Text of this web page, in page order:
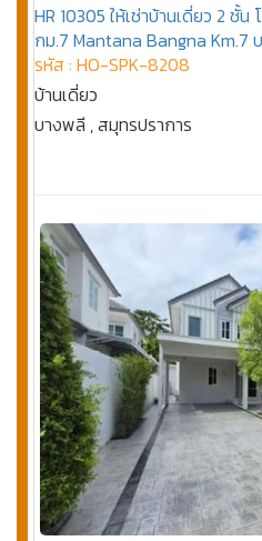
HR 10305 ให้เช่าบ้านเดี่ยว 2 ชั้
กม.7 Mantana Bangna Km.7
รหัส : HO-SPK-8208
บ้านเดี่ยว
บางพลี , สมุทรปราการ